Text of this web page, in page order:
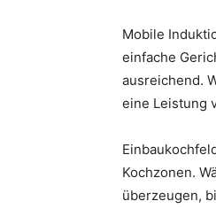
Mobile
einfache
ausreichend.
eine Leistung
Kochzonen.
überzeugen,